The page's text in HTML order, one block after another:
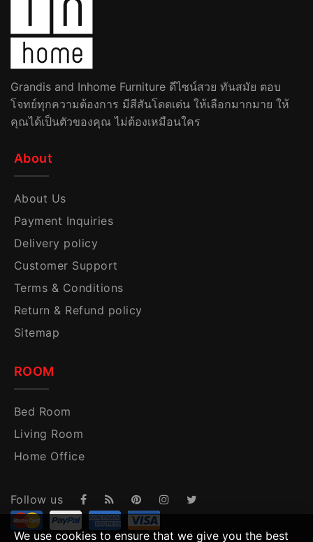
Grandis and Inhome Furniture ดีไซน์สวย ทันสมัย ตอบ
โจทย์ทุกความต้องการ มีสีสันโดดเด่น ให้เลือกมากมาย ให้
คุณได้เป็นตัวของคุณ ไม่ต้องเหมือนใคร
About
About Us
Payment Inquiries
Delivery policy
Customer Support
Terms & Conditions
Return & Refund policy
Sitemap
ROOM
Bed Room
Living Room
Home Office
Follow us
We use cookies to ensure that we give you the best